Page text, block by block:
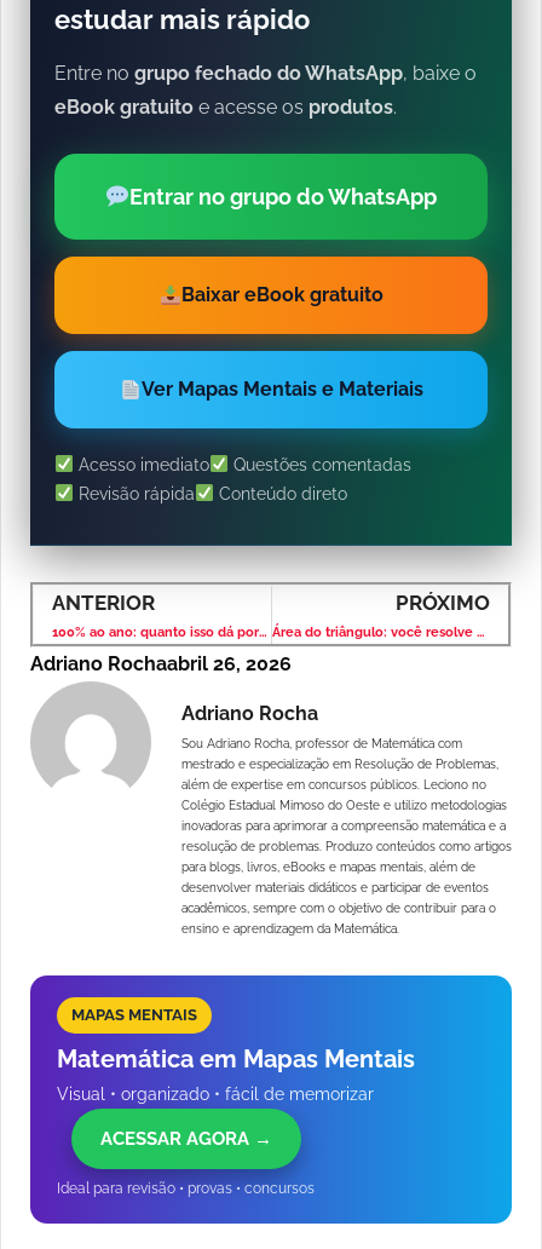
estudar mais rápido
Entre no grupo fechado do WhatsApp, baixe o
eBook gratuito e acesse os produtos.
Entrar no grupo do WhatsApp
Baixar eBook gratuito
Ver Mapas Mentais e Materiais
Acesso imediato
Questões comentadas
Revisão rápida
Conteúdo direto
ANTERIOR
100% ao ano: quanto isso dá por mês? (Você pode estar errando)
PRÓXIMO
Área do triângulo: você resolve em segundos?
Adriano Rochaabril 26, 2026
Adriano Rocha
Sou Adriano Rocha, professor de Matemática com
mestrado e especialização em Resolução de Problemas,
além de expertise em concursos públicos. Leciono no
Colégio Estadual Mimoso do Oeste e utilizo metodologias
inovadoras para aprimorar a compreensão matemática e a
resolução de problemas. Produzo conteúdos como artigos
para blogs, livros, eBooks e mapas mentais, além de
desenvolver materiais didáticos e participar de eventos
acadêmicos, sempre com o objetivo de contribuir para o
ensino e aprendizagem da Matemática.
MAPAS MENTAIS
Matemática em Mapas Mentais
Visual • organizado • fácil de memorizar
ACESSAR AGORA →
Ideal para revisão • provas • concursos